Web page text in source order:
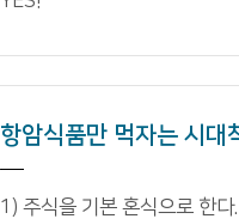
항암식품만 먹자는 시대
1) 주식을 기본 혼식으로 한다.